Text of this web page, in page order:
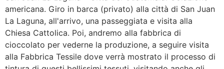
americana. Giro in barca (privato) alla città di San Juan
La Laguna, all'arrivo, una passeggiata e visita alla
Chiesa Cattolica. Poi, andremo alla fabbrica di
cioccolato per vederne la produzione, a seguire visita
alla Fabbrica Tessile dove verrà mostrato il processo di